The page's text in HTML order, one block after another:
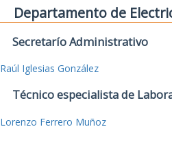
Departamento de
Secretarío Administrativo
Raúl Iglesias González
Técnico especialista de
Lorenzo Ferrero Muñoz